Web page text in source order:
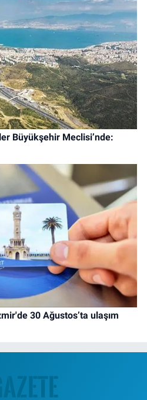
Büyükşehir Meclisi’nde:
30 Ağustos’ta ulaşım